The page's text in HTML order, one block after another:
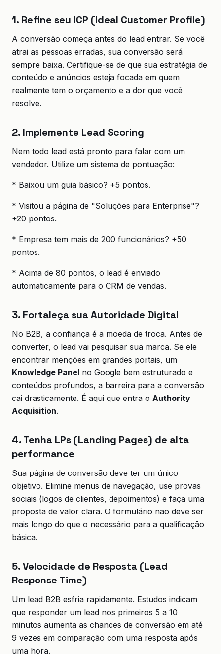
1. Refine seu ICP (Ideal Customer Profile)
A conversão começa antes do lead entrar. Se você
atrai as pessoas erradas, sua conversão será
sempre baixa. Certifique-se de que sua estratégia de
conteúdo e anúncios esteja focada em quem
realmente tem o orçamento e a dor que você
resolve.
2. Implemente Lead Scoring
Nem todo lead está pronto para falar com um
vendedor. Utilize um sistema de pontuação:
* Baixou um guia básico? +5 pontos.
* Visitou a página de "Soluções para Enterprise"?
+20 pontos.
* Empresa tem mais de 200 funcionários? +50
pontos.
* Acima de 80 pontos, o lead é enviado
automaticamente para o CRM de vendas.
3. Fortaleça sua Autoridade Digital
No B2B, a confiança é a moeda de troca. Antes de
converter, o lead vai pesquisar sua marca. Se ele
encontrar menções em grandes portais, um
Knowledge Panel no Google bem estruturado e
conteúdos profundos, a barreira para a conversão
cai drasticamente. É aqui que entra o Authority
Acquisition.
4. Tenha LPs (Landing Pages) de alta
performance
Sua página de conversão deve ter um único
objetivo. Elimine menus de navegação, use provas
sociais (logos de clientes, depoimentos) e faça uma
proposta de valor clara. O formulário não deve ser
mais longo do que o necessário para a qualificação
básica.
5. Velocidade de Resposta (Lead
Response Time)
Um lead B2B esfria rapidamente. Estudos indicam
que responder um lead nos primeiros 5 a 10
minutos aumenta as chances de conversão em até
9 vezes em comparação com uma resposta após
uma hora.